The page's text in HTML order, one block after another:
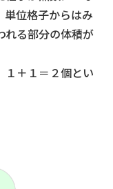
単位格子からはみ
れる部分の体積が
１＋１＝２個とい